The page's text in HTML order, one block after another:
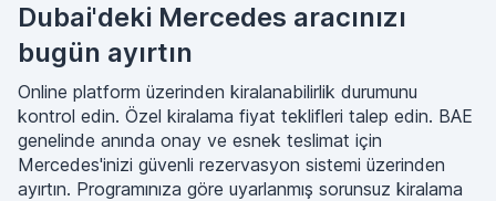
Dubai'deki Mercedes aracınızı
bugün ayırtın
Online platform üzerinden kiralanabilirlik durumunu
kontrol edin. Özel kiralama fiyat teklifleri talep edin. BAE
genelinde anında onay ve esnek teslimat için
Mercedes'inizi güvenli rezervasyon sistemi üzerinden
ayırtın. Programınıza göre uyarlanmış sorunsuz kiralama